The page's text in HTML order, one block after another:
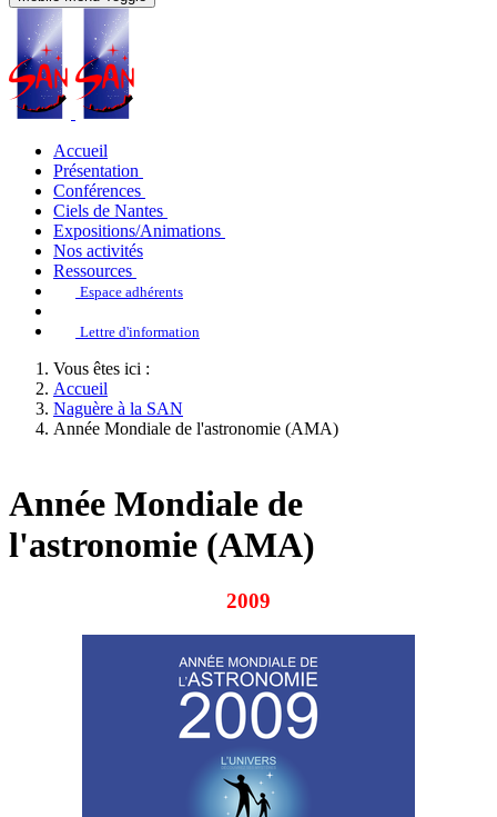
Accueil
Présentation
Conférences
Ciels de Nantes
Expositions/Animations
Nos activités
Ressources
Espace adhérents
Lettre d'information
Vous êtes ici :
Accueil
Naguère à la SAN
Année Mondiale de l'astronomie (AMA)
Année Mondiale de
l'astronomie (AMA)
2009